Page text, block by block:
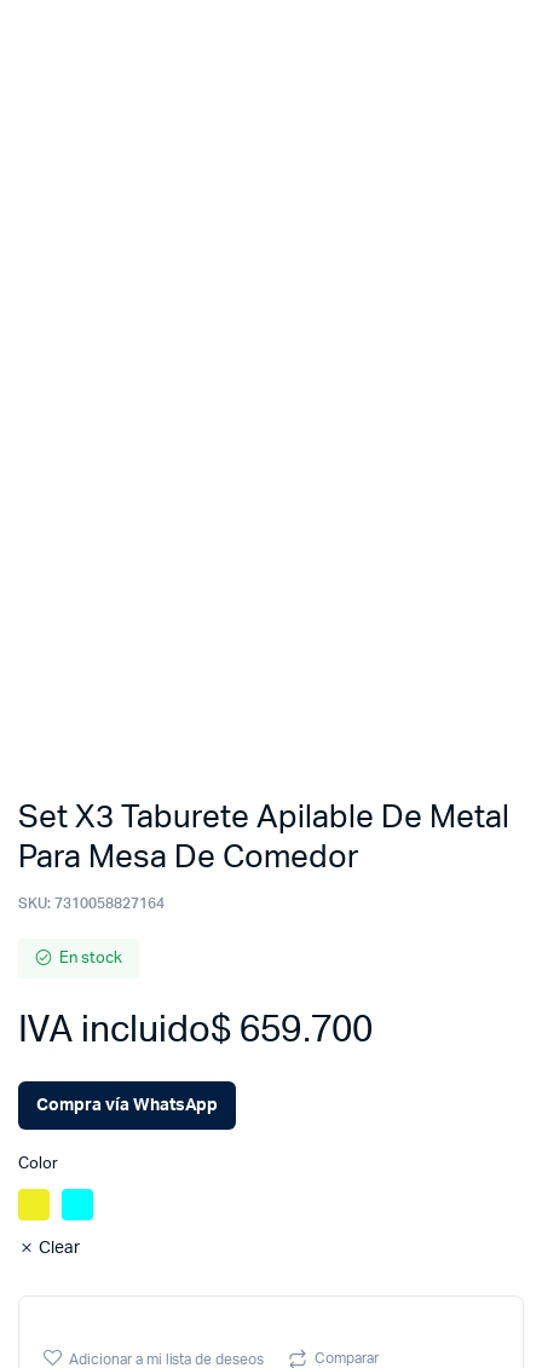
Set X3 Taburete Apilable De Metal
Para Mesa De Comedor
SKU: 7310058827164
En stock
$659.700
IVA incluido
Compra vía WhatsApp
Color
Clear
Adicionar a mi lista de deseos Comparar